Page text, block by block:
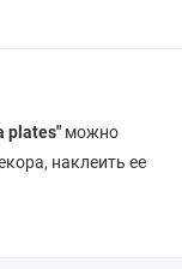
plates"можно
наклеить ее